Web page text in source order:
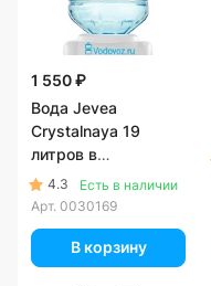
1 550 ₽
Вода Jevea
Crystalnaya 19
литров в
одноразовой таре
4.3
Есть в наличии
Арт. 0030169
В корзину